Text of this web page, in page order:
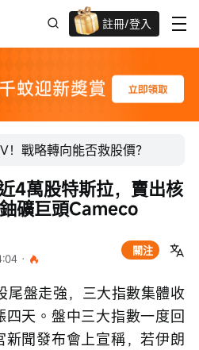
註冊/登入
迎新驚喜賞 股票/BTC等任你揀!
！戰略轉向能否救股價？
·
關注
4萬股特斯拉，賣出核
礦巨頭Cameco
尾盤走強，三大指數集體收
天。盤中三大指數一度回
聞發布會上宣稱，若伊朗